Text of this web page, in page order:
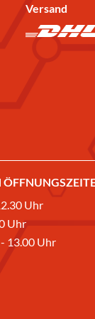
Versand
Uhr
Uhr
13.00 Uhr